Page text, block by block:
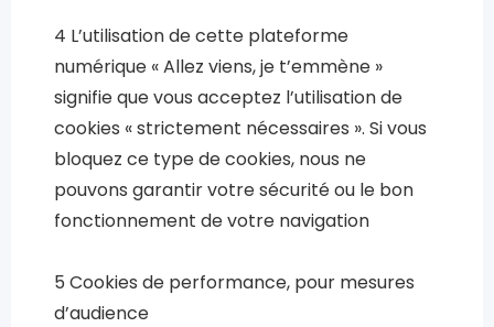
4 L’utilisation de cette plateforme
numérique « Allez viens, je t’emmène »
signifie que vous acceptez l’utilisation de
cookies « strictement nécessaires ». Si vous
bloquez ce type de cookies, nous ne
pouvons garantir votre sécurité ou le bon
fonctionnement de votre navigation
5 Cookies de performance, pour mesures
d’audience